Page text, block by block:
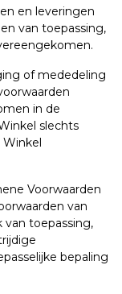
en leveringen
van toepassing,
of mededeling
in de
slechts
Winkel
Voorwaarden
van
van toepassing,
bepaling